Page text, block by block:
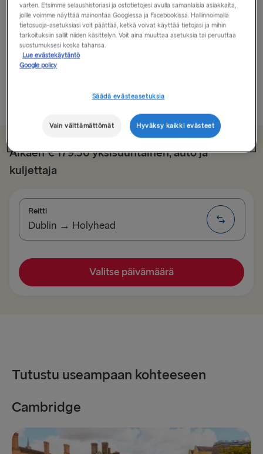
Sen pohjoisen maanläheinen viehätys käärittynä
hyvän maun maineeseen saa ihmiset palaamaan aina
uudestaan ja uudestaan.
Vaikka Manchester on kuuluisa Valioliigan johtavista
Alkaen € 179.50 yksisuuntainen, auto ja
kuljettaja
Reitti
Dublin → Holyhead
MUUT LAUTTAREITIT
Gothenburg → Frederikshavn
Gothenburg → Kiel
Grenaa → Halmstad
Holyhead → Dublin
Valitse päivämäärä
Tutustu useampaan kohteeseen
Cambridge
varten. Etsimme selaushistoriasi ja ostotietojesi avulla samanlaisia asiakkaita,
joille voimme näyttää mainontaa Googlessa ja Facebookissa. Hallinnoimalla
tietosuoja-asetuksiasi voit päättää, ketkä voivat käyttää tietojasi ja mihin
tarkoituksiin sallit niiden käsittelyn. Voit aina muuttaa asetuksia tai peruuttaa
suostumuksesi koska tahansa.
Lue evästekäytäntö
Google policy
Säädä evästeasetuksia
Vain välttämättömät Hyväksy kaikki evästeet